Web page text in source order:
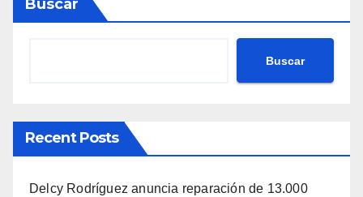
Buscar
Buscar
Recent Posts
Delcy Rodríguez anuncia reparación de 13.000